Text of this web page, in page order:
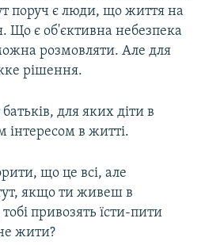
поруч є люди, що життя на
Що є об'єктивна небезпека
розмовляти. Але для
рішення.
для яких діти в
в житті.
що це всі, але
якщо ти живеш в
привозять їсти-пити
жити?